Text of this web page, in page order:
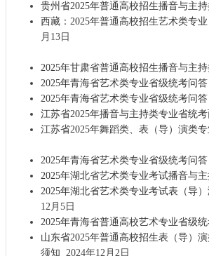
贵州省2025年普通高校招生播音与主
西藏：2025年普通高校招生艺术类专
月13日
2025年甘肃省普通高校招生播音与主
2025年青海省艺术类专业省级统考问答
2025年青海省艺术类专业省级统考问答
江苏省2025年播音与主持类专业省统
江苏省2025年舞蹈类、表（导）演类
2025年青海省艺术类专业省级统考问答
2025年湖北省艺术类专业考试播音与
2025年湖北省艺术类专业考试表（导
12月5日
2025年青海省普通高校艺术专业省级
山东省2025年普通高校招生表（导）
须知 2024年12月2日